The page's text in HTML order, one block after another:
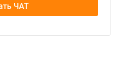
ЧАТ